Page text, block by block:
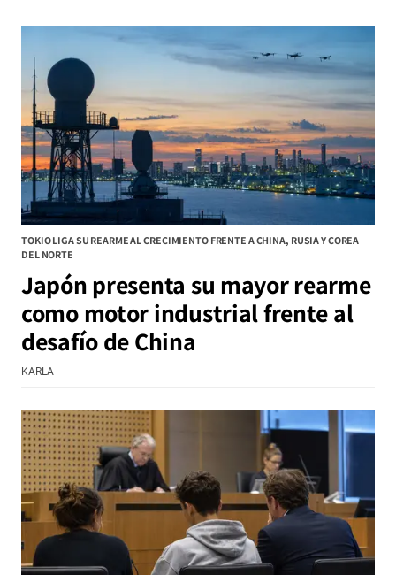
TOKIO LIGA SU REARME AL CRECIMIENTO FRENTE A CHINA, RUSIA Y COREA
DEL NORTE
Japón presenta su mayor rearme
como motor industrial frente al
desafío de China
KARLA